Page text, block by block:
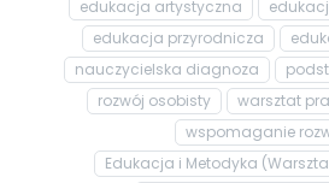
edukacja artystyczna
edukacja przyrodnicza
nauczycielska diagnoza
rozwój osobisty
warsztat
wspomaganie
Edukacja i Metodyka